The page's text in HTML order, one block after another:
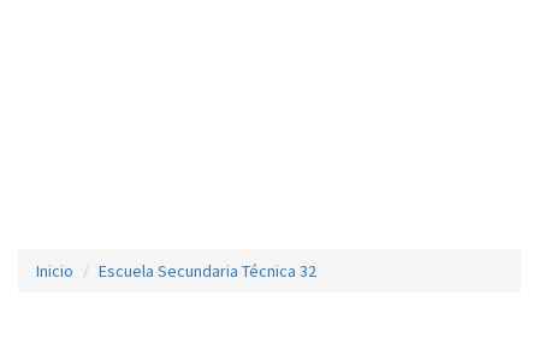
Inicio Escuela Secundaria Técnica 32